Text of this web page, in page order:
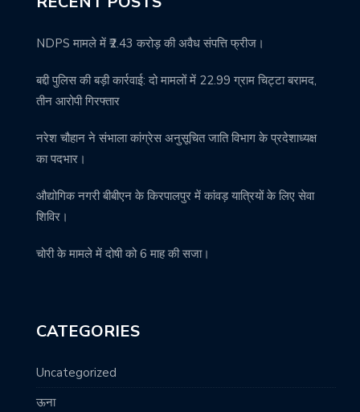
NDPS मामले में ₹2.43 करोड़ की अवैध संपत्ति फ्रीज।
बद्दी पुलिस की बड़ी कार्रवाई: दो मामलों में 22.99 ग्राम चिट्टा बरामद,
तीन आरोपी गिरफ्तार
नरेश चौहान ने संभाला कांग्रेस अनुसूचित जाति विभाग के प्रदेशाध्यक्ष
का पदभार।
औद्योगिक नगरी बीबीएन के किरपालपुर में कांवड़ यात्रियों के लिए सेवा
शिविर।
चोरी के मामले में दोषी को 6 माह की सजा।
CATEGORIES
Uncategorized
ऊना